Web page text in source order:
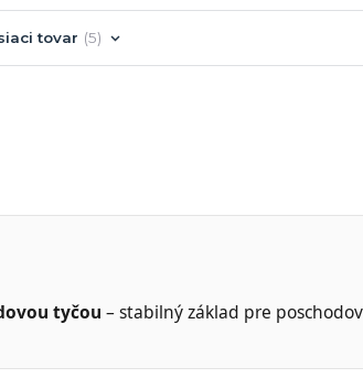
tovar 5
tyčou – stabilný základ pre